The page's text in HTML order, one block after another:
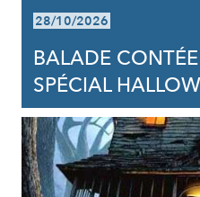
28/10/2026
BALADE
SPÉCIAL